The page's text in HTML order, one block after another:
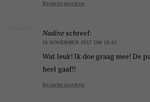
Beantwoorden
Nadine schreef:
19 NOVEMBER 2017 OM 18:42
Wat leuk! Ik doe graag mee! De
heel gaaf!!
Beantwoorden